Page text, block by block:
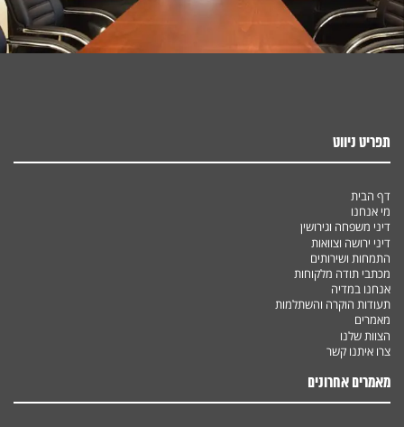
תפריט ניווט
דף הבית
מי אנחנו
דיני משפחה וגירושין
דיני ירושה וצוואות
התמחות ושירותים
מכתבי תודה מלקוחות
אנחנו במדיה
תעודות הוקרה והשתלמות
מאמרים
הצוות שלנו
צרו איתנו קשר
מאמרים אחרונים